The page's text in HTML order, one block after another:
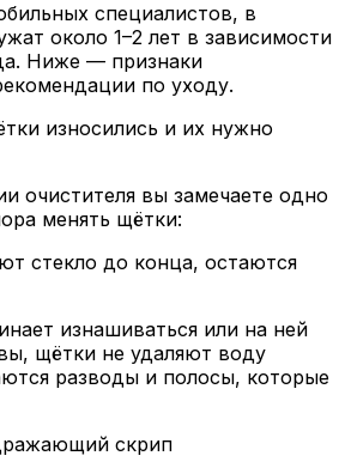
специалистов, в
около 1–2 лет в зависимости
Ниже — признаки
по уходу.
износились и их нужно
очистителя вы замечаете одно
менять щётки:
стекло до конца, остаются
изнашиваться или на ней
щётки не удаляют воду
разводы и полосы, которые
скрип